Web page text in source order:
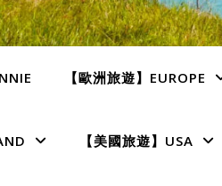
【歐洲旅遊】EUROPE
【美國旅遊】USA